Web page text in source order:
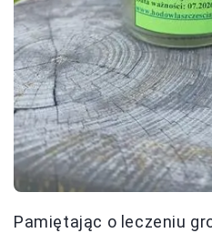
Pamiętając o leczeniu